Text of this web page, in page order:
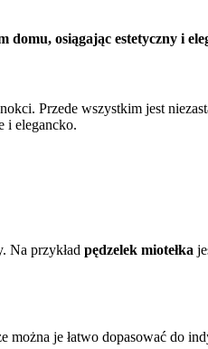
osiągając estetyczny i
Przede wszystkim jest
i elegancko.
Na przykład pędzelek miotełka
można je łatwo dopasować do